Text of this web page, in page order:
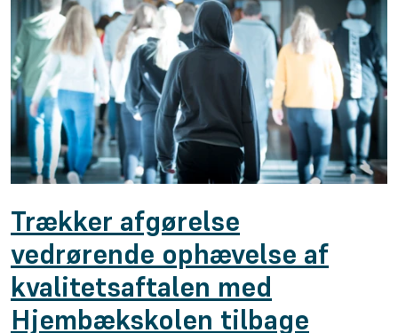
Trækker afgørelse
vedrørende ophævelse af
kvalitetsaftalen med
Hjembækskolen tilbage